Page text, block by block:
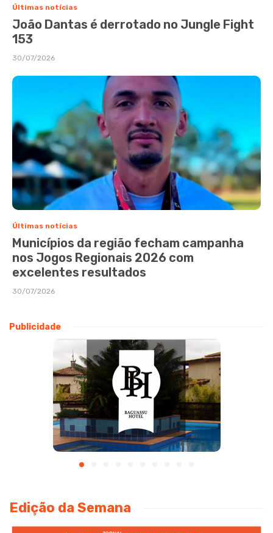
Últimas notícias
João Dantas é derrotado no Jungle Fight
153
30/07/2026
Últimas notícias
Municípios da região fecham campanha
nos Jogos Regionais 2026 com
excelentes resultados
30/07/2026
Publicidade
Edição da Semana